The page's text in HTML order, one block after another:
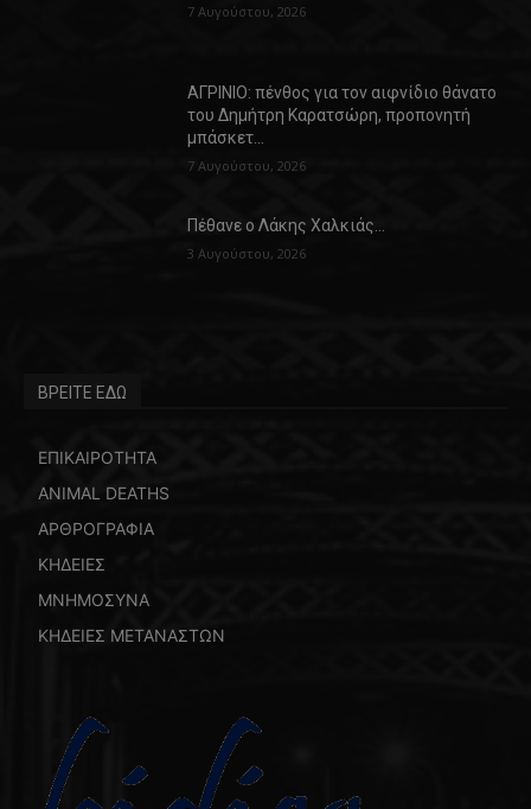
7 Αυγούστου, 2026
ΑΓΡΙΝΙΟ: πένθος για τον αιφνίδιο θάνατο
του Δημήτρη Καρατσώρη, προπονητή
μπάσκετ…
7 Αυγούστου, 2026
Πέθανε ο Λάκης Χαλκιάς…
3 Αυγούστου, 2026
ΒΡΕΙΤΕ ΕΔΩ
ΕΠΙΚΑΙΡΟΤΗΤΑ
ANIMAL DEATHS
ΑΡΘΡΟΓΡΑΦΙΑ
ΚΗΔΕΙΕΣ
ΜΝΗΜΟΣΥΝΑ
ΚΗΔΕΙΕΣ ΜΕΤΑΝΑΣΤΩΝ